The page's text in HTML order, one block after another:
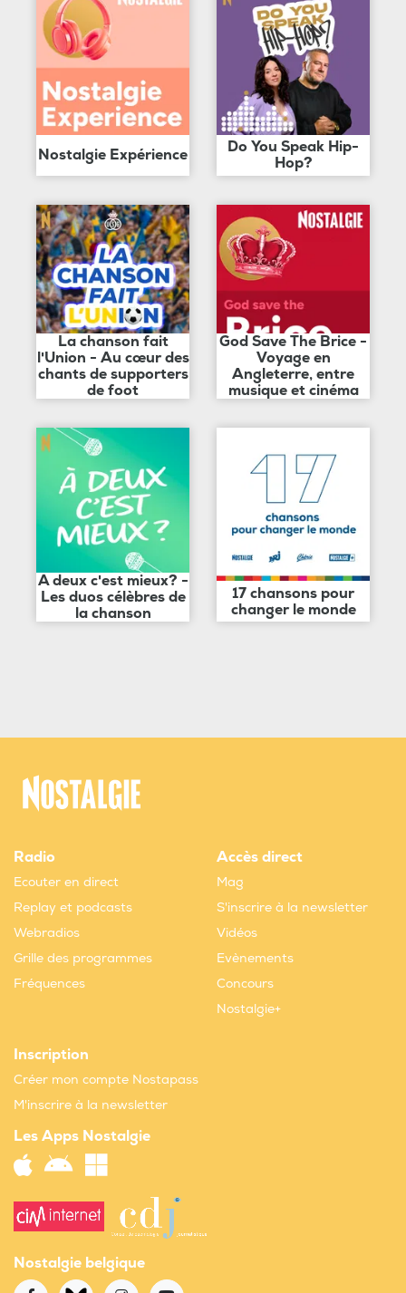
Nostalgie Expérience
Do You Speak Hip-
Hop?
La chanson fait
l'Union - Au cœur des
chants de supporters
de foot
God Save The Brice -
Voyage en
Angleterre, entre
musique et cinéma
A deux c'est mieux? -
Les duos célèbres de
la chanson
17 chansons pour
changer le monde
Radio
Ecouter en direct
Replay et podcasts
Webradios
Grille des programmes
Fréquences
Accès direct
Mag
S'inscrire à la newsletter
Vidéos
Evènements
Concours
Nostalgie+
Inscription
Créer mon compte Nostapass
M'inscrire à la newsletter
Les Apps Nostalgie
Nostalgie belgique